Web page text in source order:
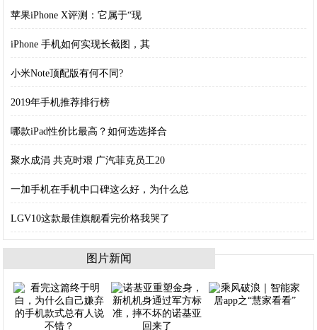
苹果iPhone X评测：它属于“现
iPhone 手机如何实现长截图，其
小米Note顶配版有何不同?
2019年手机推荐排行榜
哪款iPad性价比最高？如何选选择合
聚水成涓 共克时艰 广汽菲克员工20
一加手机在手机中口碑这么好，为什么总
LGV10这款最佳旗舰看完价格我哭了
图片新闻